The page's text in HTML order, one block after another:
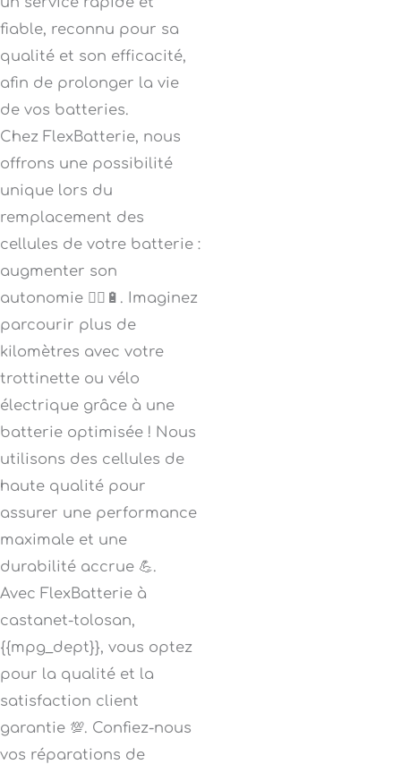
fiable, reconnu pour sa
qualité et son efficacité,
afin de prolonger la vie
de vos batteries.
Chez FlexBatterie, nous
offrons une possibilité
unique lors du
remplacement des
cellules de votre batterie :
augmenter son
autonomie 🚴‍♂️🔋. Imaginez
parcourir plus de
kilomètres avec votre
trottinette ou vélo
électrique grâce à une
batterie optimisée ! Nous
utilisons des cellules de
haute qualité pour
assurer une performance
maximale et une
durabilité accrue 💪.
Avec FlexBatterie à
castanet-tolosan,
{{mpg_dept}}, vous optez
pour la qualité et la
satisfaction client
garantie 💯. Confiez-nous
vos réparations de